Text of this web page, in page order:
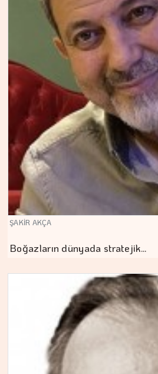
ŞAKİR AKÇA
Boğazların dünyada stratejik…